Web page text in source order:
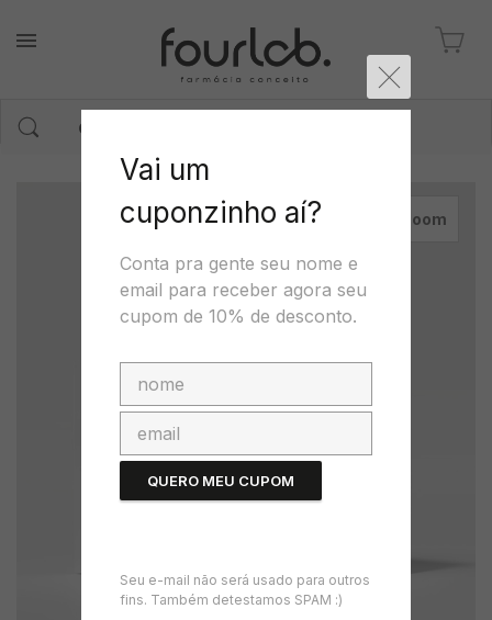
zoom
Vai um
cuponzinho aí?
Conta pra gente seu nome e
email para receber agora seu
cupom de 10% de desconto.
QUERO MEU CUPOM
Seu e-mail não será usado para outros
fins. Também detestamos SPAM :)